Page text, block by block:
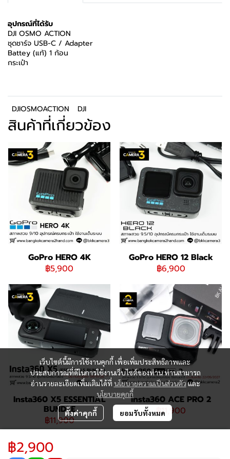
อุปกรณ์ที่ได้รับ
DJI OSMO ACTION
ชุดชาร์จ USB-C / Adapter
Battey (แท้) 1 ก้อน
กระเป๋า
DJIOSMOACTION DJI
สินค้าที่เกี่ยวข้อง
GoPro HERO 4K
฿5,900
GoPro HERO 12 Black
฿6,900
Insta360 X5 ESSENTIAL
BUNDLE
฿11,900
Insta360 ACE PRO 2
฿11,900
฿2,900
เว็บไซต์นี้มีการใช้งานคุกกี้ เพื่อเพิ่มประสิทธิภาพและ
ประสบการณ์ที่ดีในการใช้งานเว็บไซต์ของท่าน ท่านสามารถ
อ่านรายละเอียดเพิ่มเติมได้ที่ นโยบายความเป็นส่วนตัวและ
นโยบายคุกกี้
ตั้งค่าคุกกี้ ยอมรับทั้งหมด
065-195-9992 / 082-824-9588